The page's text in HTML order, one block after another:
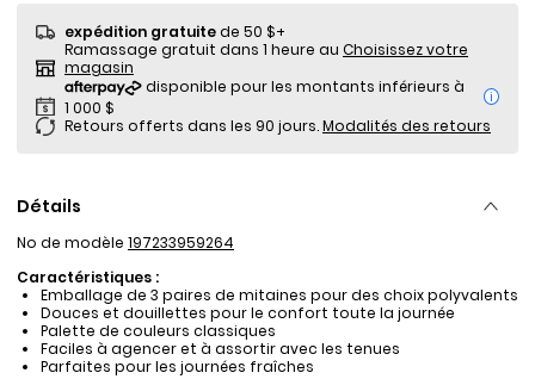
expédition gratuitede 50 $+
Ramassage gratuit dans 1 heure au Choisissez votre
magasin
i
Retours offerts dans les 90 jours.Modalités des retours
Détails
No de modèle 197233959264
Caractéristiques :
Emballage de 3 paires de mitaines pour des choix polyvalents
Douces et douillettes pour le confort toute la journée
Palette de couleurs classiques
Faciles à agencer et à assortir avec les tenues
Parfaites pour les journées fraîches